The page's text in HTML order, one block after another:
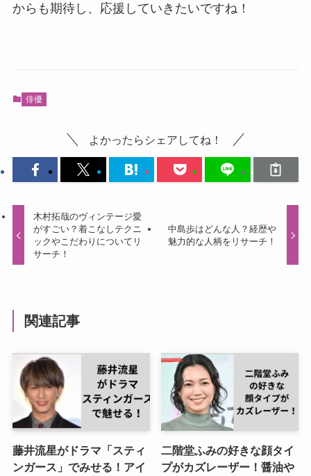
からも期待し、応援していきたいですね！
俳優
よかったらシェアしてね！
木村拓哉のヴィンテージ愛
がすごい？着こなしテクニ
ックやこだわりについてリ
サーチ！
中島歩はどんな人？経歴や
魅力的な人柄をリサーチ！
関連記事
藤井流星がドラマ「スティ
ンガース」でみせる！アイ
二階堂ふみの好きな顔タイ
プがカズレーザー！醤油や